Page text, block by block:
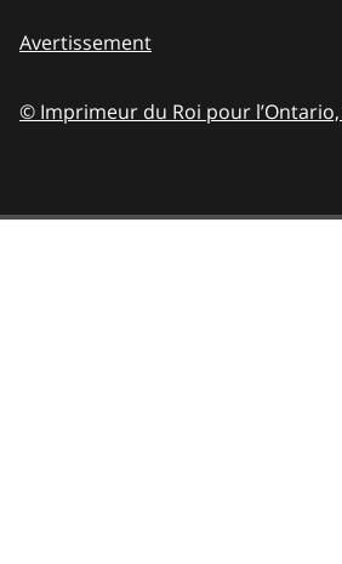
Avertissement
© Imprimeur du Roi pour l’Ontario,